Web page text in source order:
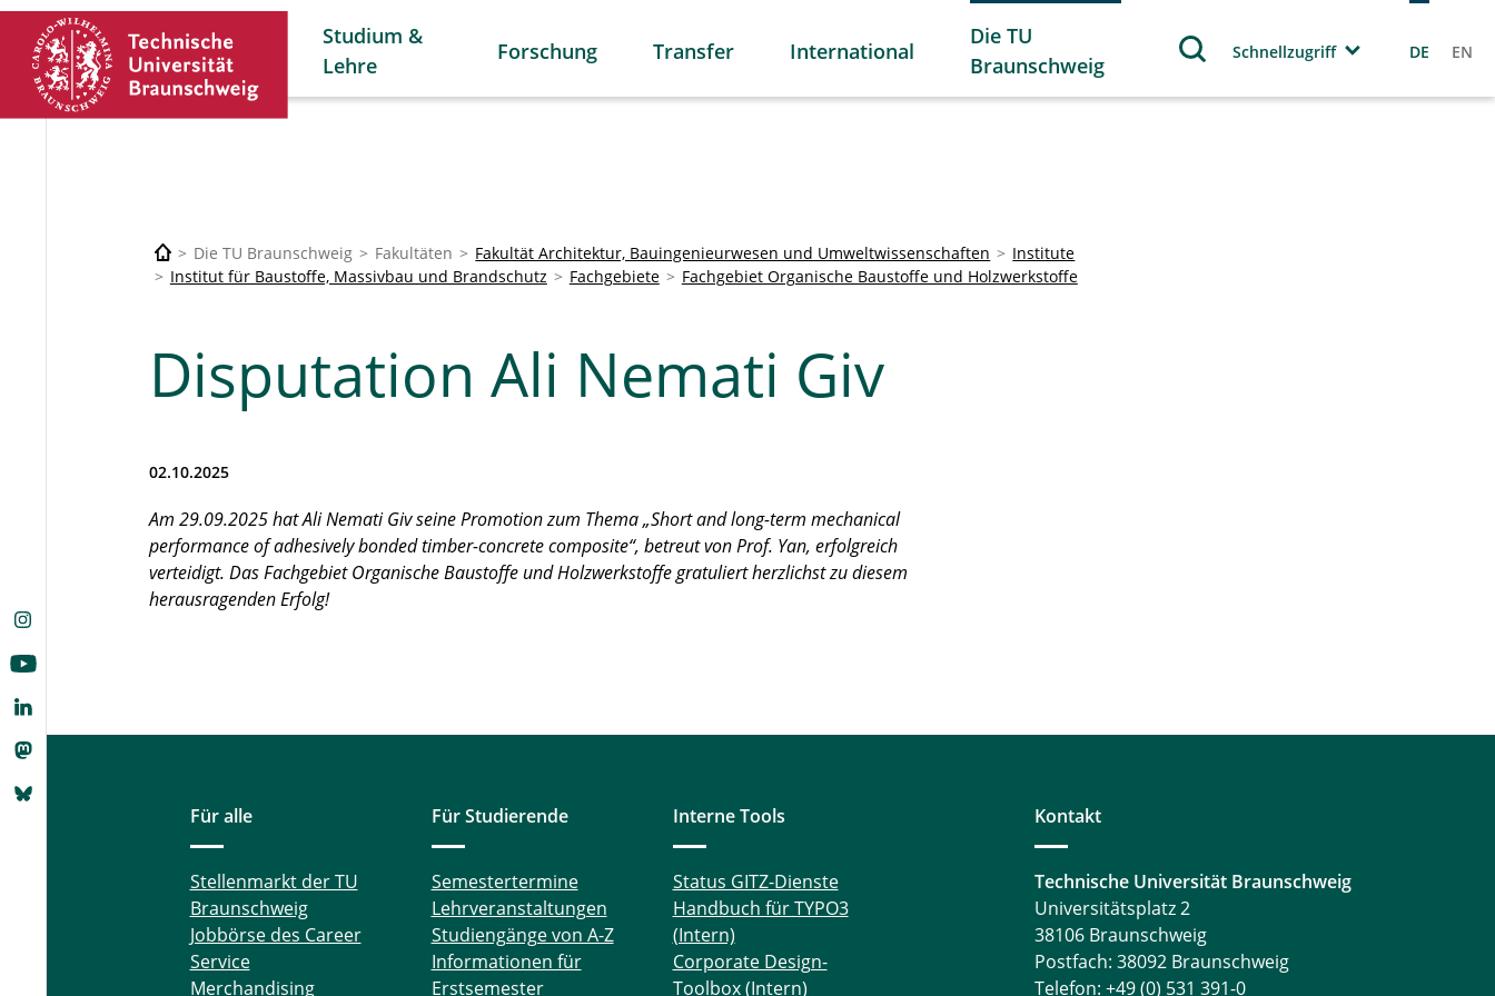
Studium &
Lehre
Forschung Transfer International
Die TU
Braunschweig
Schnellzugriff DE EN
Die TU Braunschweig Fakultäten Fakultät Architektur, Bauingenieurwesen und Umweltwissenschaften
Institute
Institut für Baustoffe, Massivbau und Brandschutz
Fachgebiete Fachgebiet Organische Baustoffe und Holzwerkstoffe
Disputation Ali Nemati Giv
02.10.2025
Am 29.09.2025 hat Ali Nemati Giv seine Promotion zum Thema „Short and long-term mechanical
performance of adhesively bonded timber-concrete composite“, betreut von Prof. Yan, erfolgreich
verteidigt. Das Fachgebiet Organische Baustoffe und Holzwerkstoffe gratuliert herzlichst zu diesem
herausragenden Erfolg!
Für alle
Stellenmarkt der TU
Braunschweig
Jobbörse des Career
Service
Merchandising
Für Studierende
Semestertermine
Lehrveranstaltungen
Studiengänge von A-Z
Informationen für
Erstsemester
Interne Tools
Status GITZ-Dienste
Handbuch für TYPO3
(Intern)
Corporate Design-
Toolbox (Intern)
Kontakt
Technische Universität Braunschweig
Universitätsplatz 2
38106 Braunschweig
Postfach: 38092 Braunschweig
Telefon: +49 (0) 531 391-0